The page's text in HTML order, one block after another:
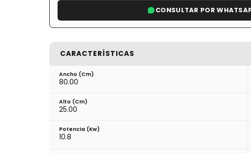
CONSULTAR POR
CARACTERÍSTICAS
Ancho (cm)
80.00
Alto (cm)
25.00
Potencia (Kw)
10.8